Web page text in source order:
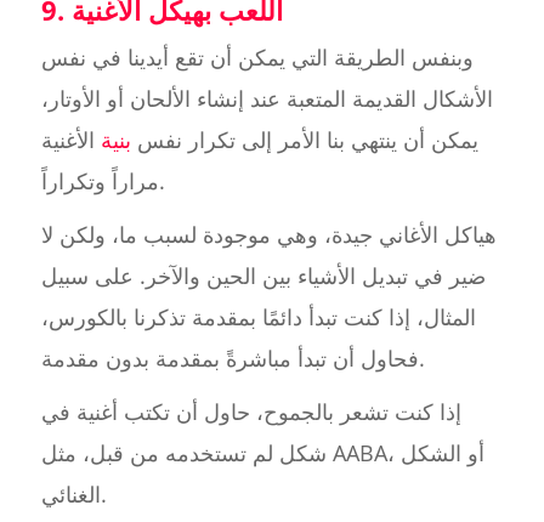
9. اللعب بهيكل الأغنية
وبنفس الطريقة التي يمكن أن تقع أيدينا في نفس
الأشكال القديمة المتعبة عند إنشاء الألحان أو الأوتار،
يمكن أن ينتهي بنا الأمر إلى تكرار نفس بنية الأغنية
مراراً وتكراراً.
هياكل الأغاني جيدة، وهي موجودة لسبب ما، ولكن لا
ضير في تبديل الأشياء بين الحين والآخر. على سبيل
المثال، إذا كنت تبدأ دائمًا بمقدمة تذكرنا بالكورس،
فحاول أن تبدأ مباشرةً بمقدمة بدون مقدمة.
إذا كنت تشعر بالجموح، حاول أن تكتب أغنية في
شكل لم تستخدمه من قبل، مثل AABA، أو الشكل
الغنائي.